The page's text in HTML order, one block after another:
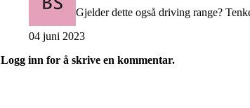
Gjelder dette også driving range?
04 juni 2023
Logg inn for å skrive en kommentar.